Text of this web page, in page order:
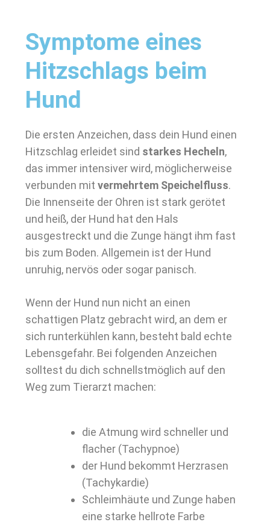
Symptome eines
Hitzschlags beim
Hund
Die ersten Anzeichen, dass dein Hund einen
Hitzschlag erleidet sind starkes Hecheln,
das immer intensiver wird, möglicherweise
verbunden mit vermehrtem Speichelfluss.
Die Innenseite der Ohren ist stark gerötet
und heiß, der Hund hat den Hals
ausgestreckt und die Zunge hängt ihm fast
bis zum Boden. Allgemein ist der Hund
unruhig, nervös oder sogar panisch.
Wenn der Hund nun nicht an einen
schattigen Platz gebracht wird, an dem er
sich runterkühlen kann, besteht bald echte
Lebensgefahr. Bei folgenden Anzeichen
solltest du dich schnellstmöglich auf den
Weg zum Tierarzt machen:
die Atmung wird schneller und
flacher (Tachypnoe)
der Hund bekommt Herzrasen
(Tachykardie)
Schleimhäute und Zunge haben
eine starke hellrote Farbe